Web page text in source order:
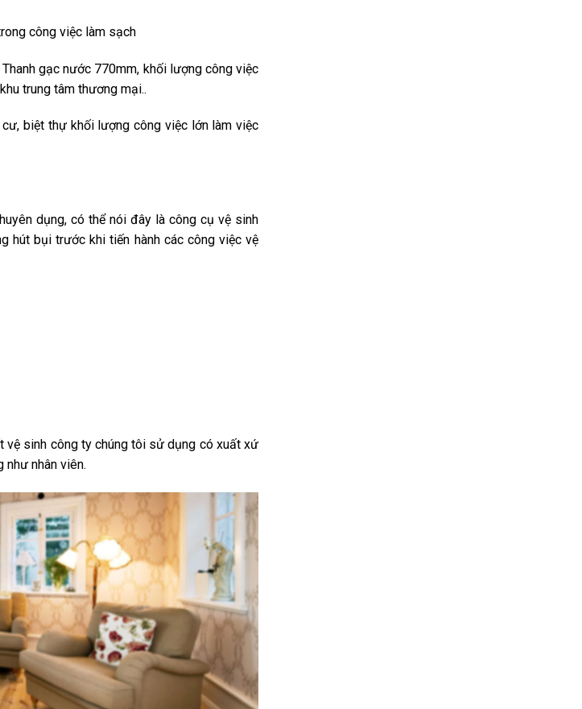
công việc làm sạch
gạc nước 770mm, khối lượng công việc
trung tâm thương mại..
biệt thự khối lượng công việc lớn làm việc
dụng, có thể nói đây là công cụ vệ sinh
hút bụi trước khi tiến hành các công việc vệ
vệ sinh công ty chúng tôi sử dụng có xuất xứ
như nhân viên.